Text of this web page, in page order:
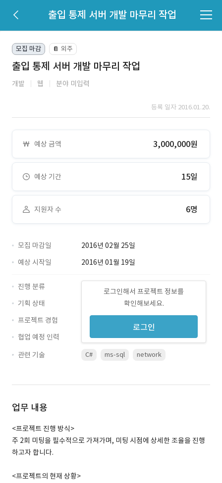
출입 통제 서버 개발 마무리 작업
모집 마감 📔 외주
출입 통제 서버 개발 마무리 작업
개발 웹 분야 미입력
등록 일자 2016.01.20.
예상 금액 3,000,000원
예상 기간 15일
지원자 수 6명
모집 마감일
2016년 02월 25일
예상 시작일
2016년 01월 19일
로그인해서 프로젝트 정보를
확인해보세요.
로그인
진행 분류
기획 상태
프로젝트 경험
협업 예정 인력
관련 기술
C# ms-sql network
업무 내용
<프로젝트 진행 방식>
주 2회 미팅을 필수적으로 가져가며, 미팅 시점에 상세한 조율을 진행
하고자 합니다.
<프로젝트의 현재 상황>